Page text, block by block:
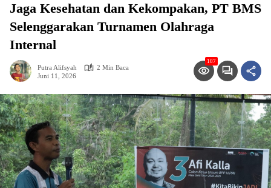
Jaga Kesehatan dan Kekompakan, PT BMS
Selenggarakan Turnamen Olahraga
Internal
Putra Alifsyah
2 Min Baca
Juni 11, 2026
107